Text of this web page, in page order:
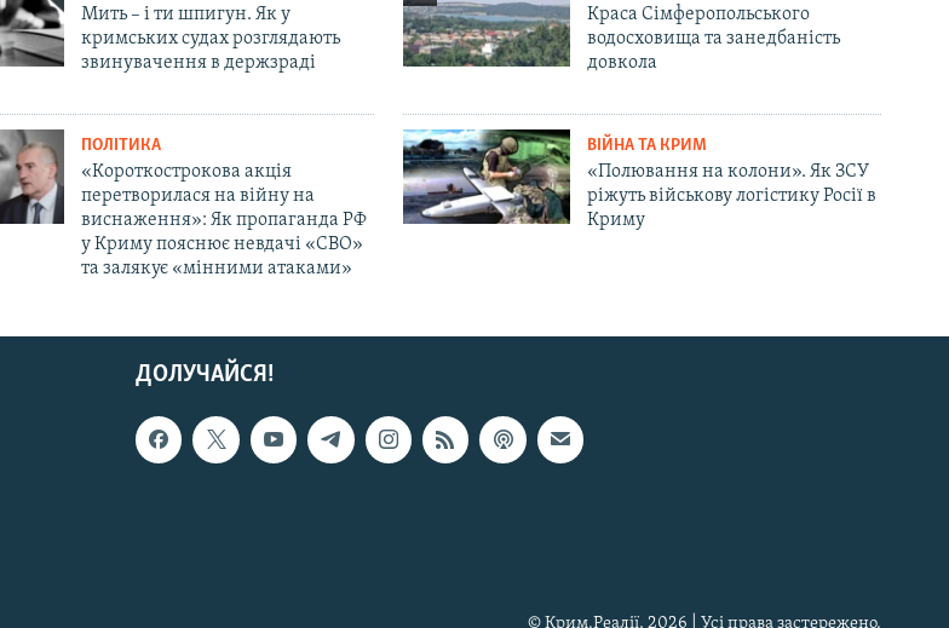
Мить – і ти шпигун. Як у
кримських судах розглядають
звинувачення в держзраді
Краса Сімферопольського
водосховища та занедбаність
довкола
ПОЛІТИКА
«Короткострокова акція
перетворилася на війну на
виснаження»: Як пропаганда РФ
у Криму пояснює невдачі «СВО»
та залякує «мінними атаками»
ВІЙНА ТА КРИМ
«Полювання на колони». Як ЗСУ
ріжуть військову логістику Росії в
Криму
ДОЛУЧАЙСЯ!
© Крим.Реалії, 2026 | Усі права застережено.